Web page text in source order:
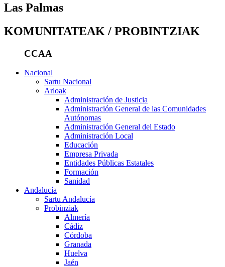
Las Palmas
KOMUNITATEAK / PROBINTZIAK
CCAA
Nacional
Sartu Nacional
Arloak
Administración de Justicia
Administración General de las Comunidades
Autónomas
Administración General del Estado
Administración Local
Educación
Empresa Privada
Entidades Públicas Estatales
Formación
Sanidad
Andalucía
Sartu Andalucía
Probinziak
Almería
Cádiz
Córdoba
Granada
Huelva
Jaén